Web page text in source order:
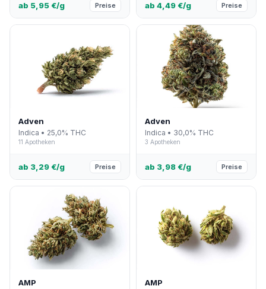
ab 5,95 €/g Preise ab 4,49 €/g Preise
Adven
Indica • 25,0% THC
11 Apotheken
ab 3,29 €/g Preise
Adven
Indica • 30,0% THC
3 Apotheken
ab 3,98 €/g Preise
AMP AMP